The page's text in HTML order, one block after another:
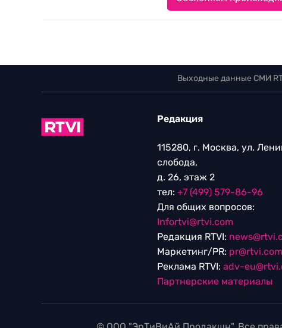
Выходные данные СМИ
Редакция
115280, г. Москва, ул.
слобода,
д. 26, этаж 2
тел: +7 (499) 579-86-96
Для общих вопросов:
Infortvi@rtvi.com
Редакция RTVI:
Маркетинг/PR: pr@rtvi.com
Реклама RTVI: adv-
Партнерские материалы